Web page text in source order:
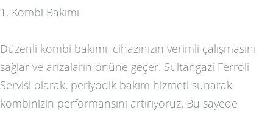
1. Kombi Bakımı
Düzenli kombi bakımı, cihazınızın verimli çalışmasını
sağlar ve arızaların önüne geçer. Sultangazi Ferroli
Servisi olarak, periyodik bakım hizmeti sunarak
kombinizin performansını artırıyoruz. Bu sayede